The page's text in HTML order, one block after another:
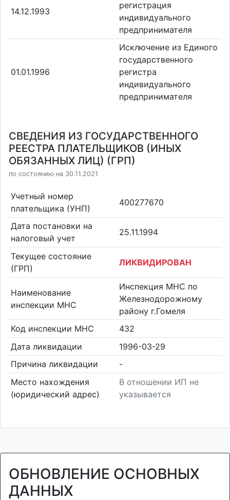
14.12.1993
регистрация
индивидуального
предпринимателя
01.01.1996
Исключение из Единого
государственного
регистра
индивидуального
предпринимателя
СВЕДЕНИЯ ИЗ ГОСУДАРСТВЕННОГО
РЕЕСТРА ПЛАТЕЛЬЩИКОВ (ИНЫХ
ОБЯЗАННЫХ ЛИЦ) (ГРП)
по состоянию на 30.11.2021
Учетный номер
плательщика (УНП)
400277670
Дата постановки на
налоговый учет
25.11.1994
Текущее состояние
(ГРП)
ЛИКВИДИРОВАН
Наименование
инспекции МНС
Инспекция МНС по
Железнодорожному
району г.Гомеля
Код инспекции МНС
432
Дата ликвидации
1996-03-29
Причина ликвидации
-
Место нахождения
(юридический адрес)
В отношении ИП не
указывается
ОБНОВЛЕНИЕ ОСНОВНЫХ
ДАННЫХ